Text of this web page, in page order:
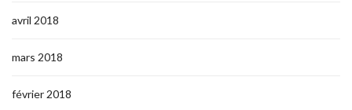
avril 2018
mars 2018
février 2018